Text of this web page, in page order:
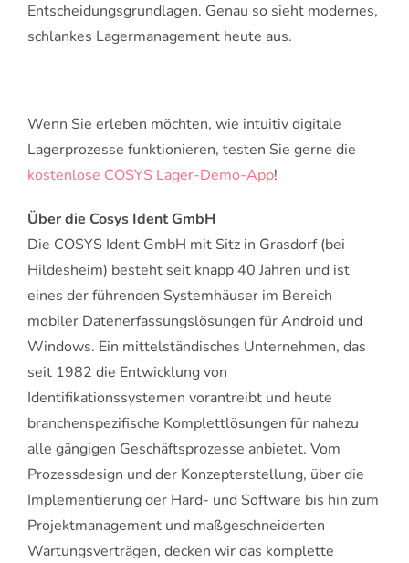
Entscheidungsgrundlagen. Genau so sieht modernes,
schlankes Lagermanagement heute aus.
Wenn Sie erleben möchten, wie intuitiv digitale
Lagerprozesse funktionieren, testen Sie gerne die
kostenlose COSYS Lager-Demo-App!
Über die Cosys Ident GmbH
Die COSYS Ident GmbH mit Sitz in Grasdorf (bei
Hildesheim) besteht seit knapp 40 Jahren und ist
eines der führenden Systemhäuser im Bereich
mobiler Datenerfassungslösungen für Android und
Windows. Ein mittelständisches Unternehmen, das
seit 1982 die Entwicklung von
Identifikationssystemen vorantreibt und heute
branchenspezifische Komplettlösungen für nahezu
alle gängigen Geschäftsprozesse anbietet. Vom
Prozessdesign und der Konzepterstellung, über die
Implementierung der Hard- und Software bis hin zum
Projektmanagement und maßgeschneiderten
Wartungsverträgen, decken wir das komplette